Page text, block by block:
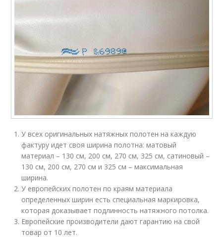
У всех оригинальных натяжных полотен на каждую
фактуру идет своя ширина полотна: матовый
материал – 130 см, 200 см, 270 см, 325 см, сатиновый –
130 см, 200 см, 270 см и 325 см – максимальная
ширина.
У европейских полотен по краям материала
определенных ширин есть специальная маркировка,
которая доказывает подлинность натяжного потолка.
Европейские производители дают гарантию на свой
товар от 10 лет.